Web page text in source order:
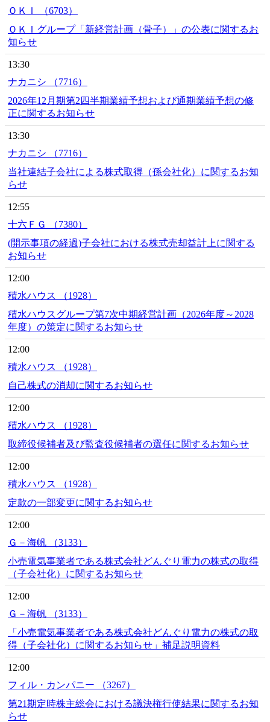
ＯＫＩ （6703）
ＯＫＩグループ「新経営計画（骨子）」の公表に関するお
知らせ
13:30
ナカニシ （7716）
2026年12月期第2四半期業績予想および通期業績予想の修
正に関するお知らせ
13:30
ナカニシ （7716）
当社連結子会社による株式取得（孫会社化）に関するお知
らせ
12:55
十六ＦＧ （7380）
(開示事項の経過)子会社における株式売却益計上に関する
お知らせ
12:00
積水ハウス （1928）
積水ハウスグループ第7次中期経営計画（2026年度～2028
年度）の策定に関するお知らせ
12:00
積水ハウス （1928）
自己株式の消却に関するお知らせ
12:00
積水ハウス （1928）
取締役候補者及び監査役候補者の選任に関するお知らせ
12:00
積水ハウス （1928）
定款の一部変更に関するお知らせ
12:00
Ｇ－海帆 （3133）
小売電気事業者である株式会社どんぐり電力の株式の取得
（子会社化）に関するお知らせ
12:00
Ｇ－海帆 （3133）
「小売電気事業者である株式会社どんぐり電力の株式の取
得（子会社化）に関するお知らせ」補足説明資料
12:00
フィル・カンパニー （3267）
第21期定時株主総会における議決権行使結果に関するお知
らせ